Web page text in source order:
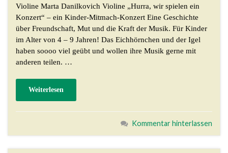
Violine Marta Danilkovich Violine „Hurra, wir spielen ein
Konzert“ – ein Kinder-Mitmach-Konzert Eine Geschichte
über Freundschaft, Mut und die Kraft der Musik. Für Kinder
im Alter von 4 – 9 Jahren! Das Eichhörnchen und der Igel
haben soooo viel geübt und wollen ihre Musik gerne mit
anderen teilen. …
Weiterlesen
Kommentar hinterlassen